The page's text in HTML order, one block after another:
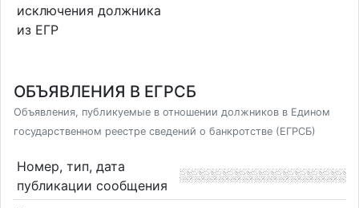
исключения должника
из ЕГР
ОБЪЯВЛЕНИЯ В ЕГРСБ
Объявления, публикуемые в отношении должников в Едином
государственном реестре сведений о банкротстве (ЕГРСБ)
Номер, тип, дата
публикации сообщения